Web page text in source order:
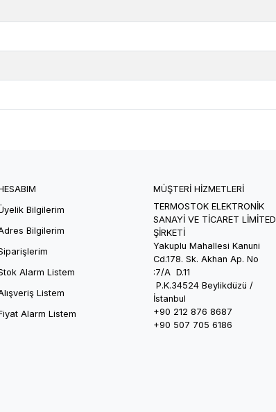
Bilgilerim
Bilgilerim
Alarm Listem
Listem
Alarm Listem
MÜŞTERİ HİZMETLERİ
TERMOSTOK ELEKTRONİK
SANAYİ VE TİCARET LİMİTED
ŞİRKETİ
Yakuplu Mahallesi Kanuni
Cd.178. Sk. Akhan Ap. No
:7/A D.11
P.K.34524 Beylikdüzü /
İstanbul
+90 212 876 8687
+90 507 705 6186